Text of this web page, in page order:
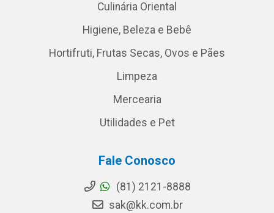
Culinária Oriental
Higiene, Beleza e Bebê
Hortifruti, Frutas Secas, Ovos e Pães
Limpeza
Mercearia
Utilidades e Pet
Fale Conosco
(81) 2121-8888
sak@kk.com.br